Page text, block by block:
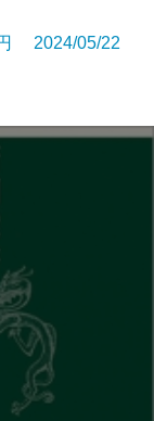
2024/05/22